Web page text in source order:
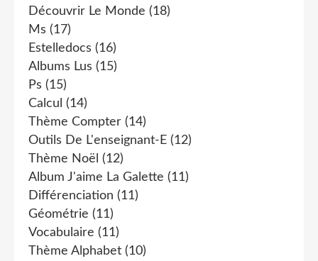
Découvrir Le Monde (18)
Ms (17)
Estelledocs (16)
Albums Lus (15)
Ps (15)
Calcul (14)
Thème Compter (14)
Outils De L'enseignant-E (12)
Thème Noël (12)
Album J'aime La Galette (11)
Différenciation (11)
Géométrie (11)
Vocabulaire (11)
Thème Alphabet (10)